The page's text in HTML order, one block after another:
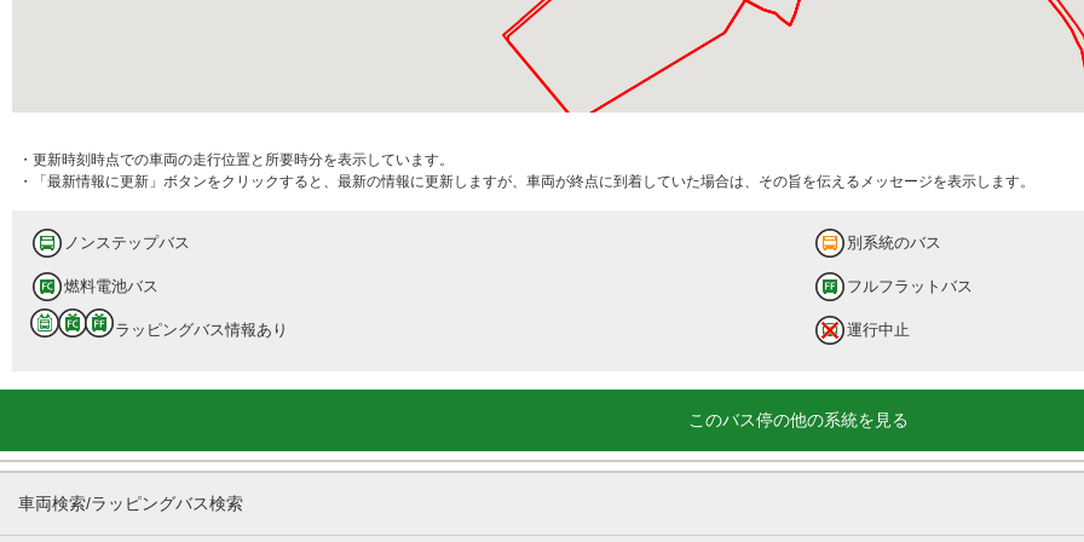
・更新時刻時点での車両の走行位置と所要時分を表示しています。
・「最新情報に更新」ボタンをクリックすると、最新の情報に更新しますが、車両が終点に到着していた場合は、その旨を伝えるメッセージを表示します。
ノンステップバス 別系統のバス
燃料電池バス フルフラットバス
ラッピングバス情報あり 運行中止
このバス停の他の系統を見る
車両検索/ラッピングバス検索